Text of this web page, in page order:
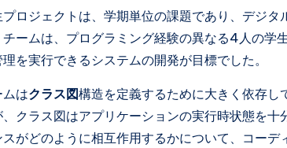
ロジェクトは、学期単位の課題であり、デジ
チームは、プログラミング経験の異なる4人の学
を実行できるシステムの開発が目標でした。
はクラス図構造を定義するために大きく依存
クラス図はアプリケーションの実行時状態を
がどのように相互作用するかについて、コーデ